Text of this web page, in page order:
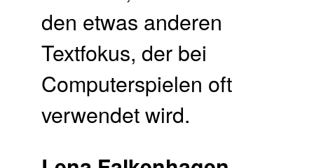
den etwas anderen
Textfokus, der bei
Computerspielen oft
verwendet wird.